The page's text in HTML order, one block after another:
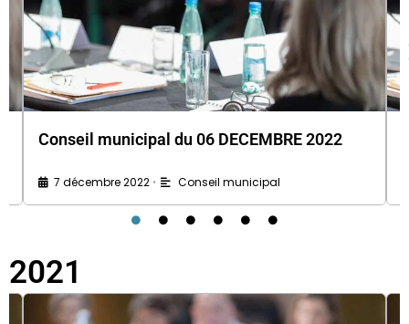
Conseil municipal du 06 DECEMBRE 2022
7 décembre 2022 • Conseil municipal
2021